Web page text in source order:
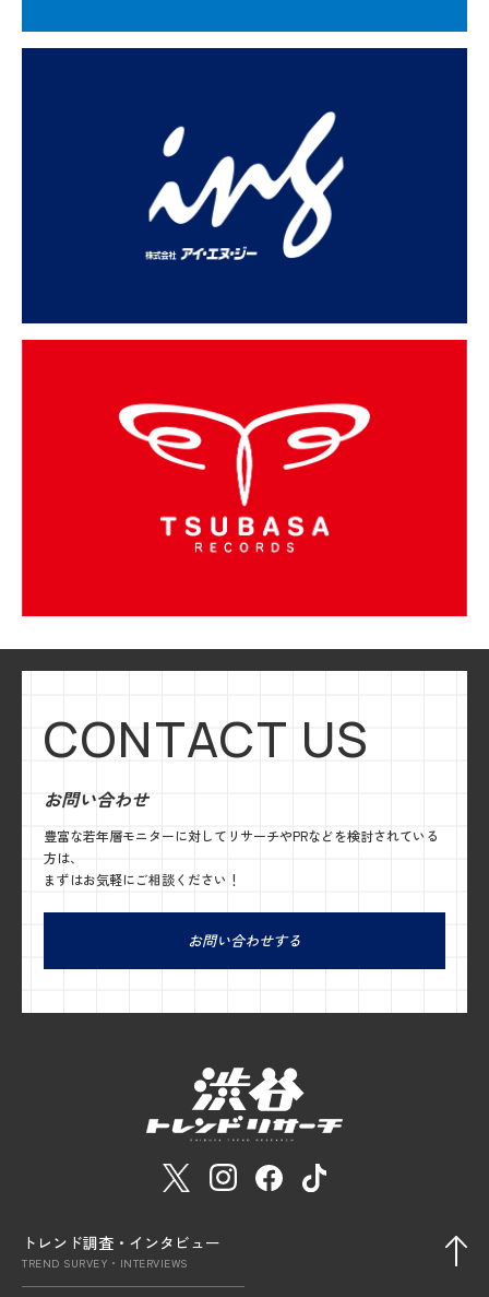
CONTACT US
お問い合わせ
豊富な若年層モニターに対してリサーチやPRなどを検討されている
方は、
まずはお気軽にご相談ください！
お問い合わせする
トレンド調査・インタビュー
TREND SURVEY・INTERVIEWS